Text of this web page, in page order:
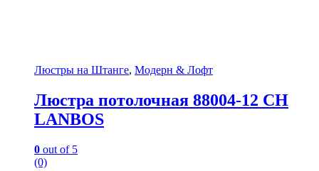
Люстры на Штанге, Модерн & Лофт
Люстра потолочная 88004-12 CH
LANBOS
0 out of 5
(0)